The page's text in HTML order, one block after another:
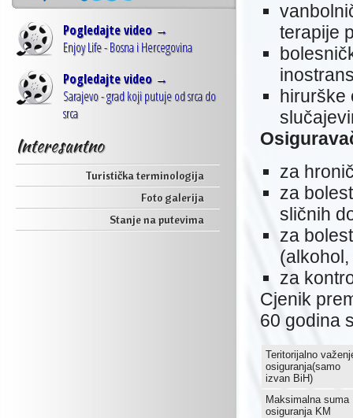
Pogledajte video →
Enjoy Life - Bosna i Hercegovina
Pogledajte video →
Sarajevo - grad koji putuje od srca do
srca
Interesantno
Turistička terminologija
Foto galerija
Stanje na putevima
terapije
hirurške
za
za
sličnih
za
za
Cjenik
60 godina
Teritorijalno
osiguranja(samo
izvan BiH)
Maksimalna suma
osiguranja KM